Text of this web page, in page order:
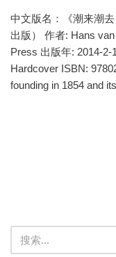
中文版名：《潮来潮
出版） 作者: Hans
Press 出版年: 2014-2-
Hardcover ISBN:
founding in 1854 and